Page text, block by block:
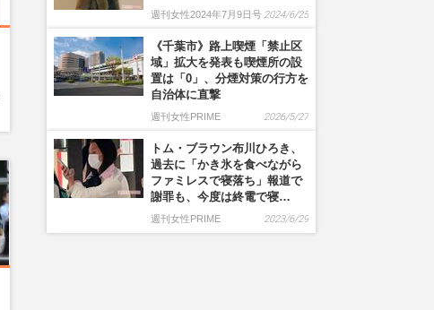
週刊女性2024年7月9日号 2024/6/25
《千葉市》路上喫煙「禁止区
域」拡大を発表も喫煙所の設
置は「0」、分煙対策の行方を
自治体に直撃
週刊女性PRIME 2026/5/27
トム・ブラウン布川ひろき、
過去に「かき氷を食べながら
ファミレスで寝落ち」報道で
謝罪も、今度は終電で寝…
週刊女性PRIME 2023/6/29